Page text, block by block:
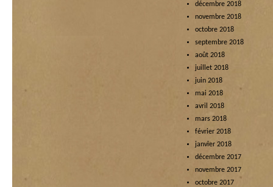
décembre 2018
novembre 2018
octobre 2018
septembre 2018
août 2018
juillet 2018
juin 2018
mai 2018
avril 2018
mars 2018
février 2018
janvier 2018
décembre 2017
novembre 2017
octobre 2017